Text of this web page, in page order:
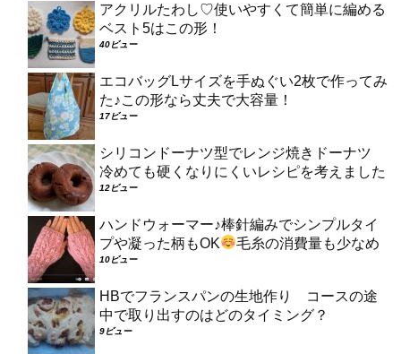
アクリルたわし♡使いやすくて簡単に編める
ベスト5はこの形！
40ビュー
エコバッグLサイズを手ぬぐい2枚で作ってみ
た♪この形なら丈夫で大容量！
17ビュー
シリコンドーナツ型でレンジ焼きドーナツ
冷めても硬くなりにくいレシピを考えました
12ビュー
ハンドウォーマー♪棒針編みでシンプルタイ
プや凝った柄もOK
毛糸の消費量も少なめ
10ビュー
HBでフランスパンの生地作り コースの途
中で取り出すのはどのタイミング？
9ビュー